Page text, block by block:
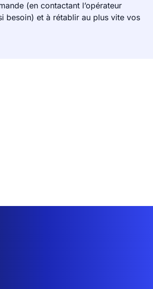
(en contactant l’opérateur
besoin) et à rétablir au plus vite vos